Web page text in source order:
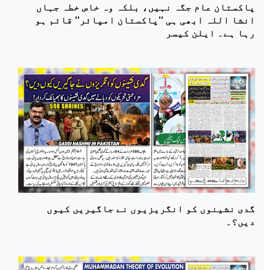
پاکستان عام جگہ نہیں، بلکہ وہ خاص خطہ جہاں
انشا اللہ ابھی ہی ''پاکستان امپائر'' قائم ہو
رہا ہے۔ ایلن کیسر
گدی نشینوں کو انگریزیوں نے جاگیریں کیوں
دیں؟۔